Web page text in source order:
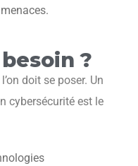
?
doit se poser. Un
cybersécurité est le